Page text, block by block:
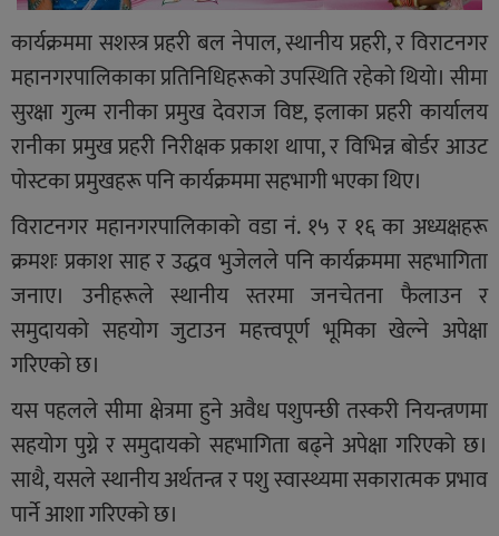
कार्यक्रममा सशस्त्र प्रहरी बल नेपाल, स्थानीय प्रहरी, र विराटनगर
महानगरपालिकाका प्रतिनिधिहरूको उपस्थिति रहेको थियो। सीमा
सुरक्षा गुल्म रानीका प्रमुख देवराज विष्ट, इलाका प्रहरी कार्यालय
रानीका प्रमुख प्रहरी निरीक्षक प्रकाश थापा, र विभिन्न बोर्डर आउट
पोस्टका प्रमुखहरू पनि कार्यक्रममा सहभागी भएका थिए।
विराटनगर महानगरपालिकाको वडा नं. १५ र १६ का अध्यक्षहरू
क्रमशः प्रकाश साह र उद्धव भुजेलले पनि कार्यक्रममा सहभागिता
जनाए। उनीहरूले स्थानीय स्तरमा जनचेतना फैलाउन र
समुदायको सहयोग जुटाउन महत्त्वपूर्ण भूमिका खेल्ने अपेक्षा
गरिएको छ।
यस पहलले सीमा क्षेत्रमा हुने अवैध पशुपन्छी तस्करी नियन्त्रणमा
सहयोग पुग्ने र समुदायको सहभागिता बढ्ने अपेक्षा गरिएको छ।
साथै, यसले स्थानीय अर्थतन्त्र र पशु स्वास्थ्यमा सकारात्मक प्रभाव
पार्ने आशा गरिएको छ।